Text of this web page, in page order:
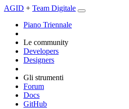
AGID + Team Digitale
Piano Triennale
Le community
Developers
Designers
Gli strumenti
Forum
Docs
GitHub